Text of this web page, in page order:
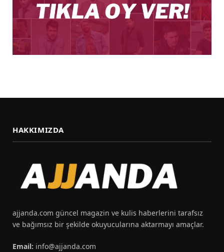
HAKKIMIZDA
ajjanda.com güncel magazin ve kulis haberlerini tarafsız
ve bağımsız bir şekilde okuyucularına aktarmayı amaçlar.
Email: info@ajjanda.com